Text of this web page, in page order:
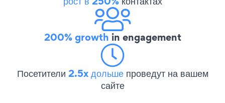
200% growth in engagement
Посетители 2.5x дольше проведут на вашем
сайте